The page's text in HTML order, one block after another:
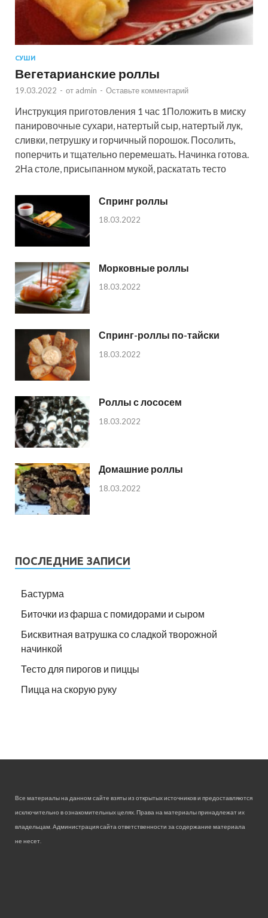
СУШИ
Вегетарианские роллы
19.03.2022 - от admin - Оставьте комментарий
Инструкция приготовления 1 час 1Положить в миску
панировочные сухари, натертый сыр, натертый лук,
сливки, петрушку и горчичный порошок. Посолить,
поперчить и тщательно перемешать. Начинка готова.
2На столе, присыпанном мукой, раскатать тесто
Спринг роллы
18.03.2022
Морковные роллы
18.03.2022
Спринг-роллы по-тайски
18.03.2022
Роллы с лососем
18.03.2022
Домашние роллы
18.03.2022
ПОСЛЕДНИЕ ЗАПИСИ
Бастурма
Биточки из фарша с помидорами и сыром
Бисквитная ватрушка со сладкой творожной
начинкой
Тесто для пирогов и пиццы
Пицца на скорую руку
Все материалы на данном сайте взяты из открытых источников и предоставляются
исключительно в ознакомительных целях. Права на материалы принадлежат их
владельцам. Администрация сайта ответственности за содержание материала
не несет.